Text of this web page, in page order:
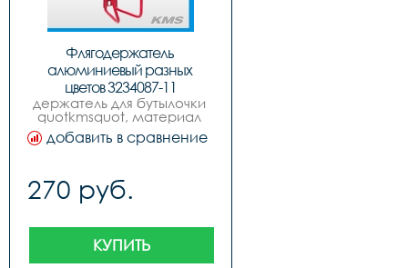
Флягодержатель
алюминиевый разных
цветов 3234087-11
держатель для бутылочки
quotkmsquot, материал
алюминий, 6 цветов.
добавить в сравнение
270 руб.
КУПИТЬ